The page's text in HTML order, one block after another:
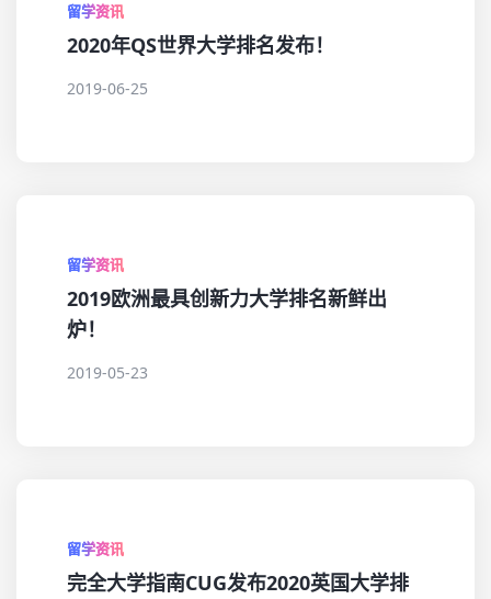
留学资讯
2020年QS世界大学排名发布！
2019-06-25
留学资讯
2019欧洲最具创新力大学排名新鲜出
炉！
2019-05-23
留学资讯
完全大学指南CUG发布2020英国大学排